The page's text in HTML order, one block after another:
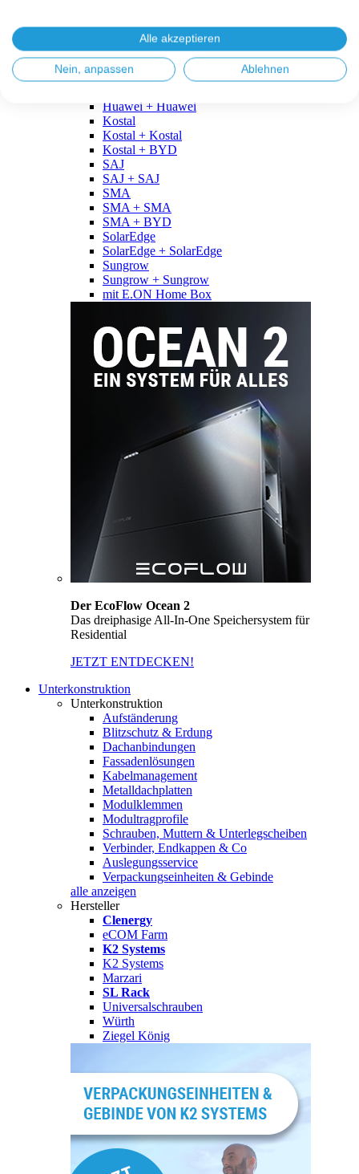
Fronius + BYD
GoodWe
GoodWe + GoodWe
GoodWe + BYD
Huawei + Huawei
Kostal
Kostal + Kostal
Kostal + BYD
SAJ
SAJ + SAJ
SMA
SMA + SMA
SMA + BYD
SolarEdge
SolarEdge + SolarEdge
Sungrow
Sungrow + Sungrow
mit E.ON Home Box
Der EcoFlow Ocean 2
Das dreiphasige All-In-One Speichersystem für
Residential
JETZT ENTDECKEN!
Unterkonstruktion
Unterkonstruktion
Aufständerung
Blitzschutz & Erdung
Dachanbindungen
Fassadenlösungen
Kabelmanagement
Metalldachplatten
Modulklemmen
Modultragprofile
Schrauben, Muttern & Unterlegscheiben
Verbinder, Endkappen & Co
Auslegungsservice
Verpackungseinheiten & Gebinde
alle anzeigen
Hersteller
Clenergy
eCOM Farm
K2 Systems
K2 Systems
Marzari
SL Rack
Universalschrauben
Würth
Ziegel König
Alle akzeptieren
Nein, anpassen Ablehnen